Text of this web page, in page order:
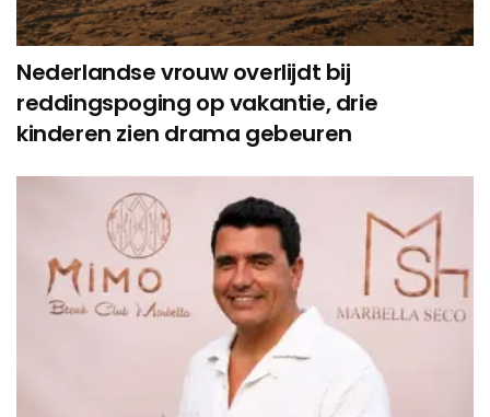
Nederlandse vrouw overlijdt bij
reddingspoging op vakantie, drie
kinderen zien drama gebeuren